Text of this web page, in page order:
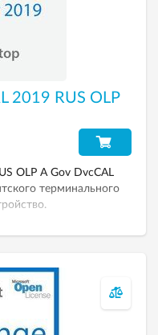
2019 RUS OLP
OLP A Gov DvcCAL
терминального